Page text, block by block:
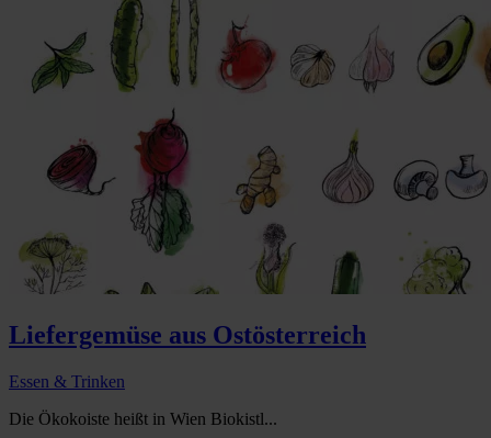
Liefergemüse aus Ostösterreich
Essen & Trinken
Die Ökokoiste heißt in Wien Biokistl...